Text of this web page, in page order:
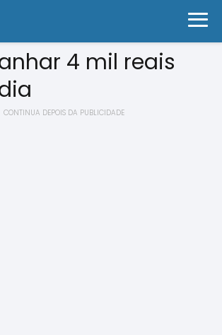
4 mil reais
CONTINUA DEPOIS DA PUBLICIDADE